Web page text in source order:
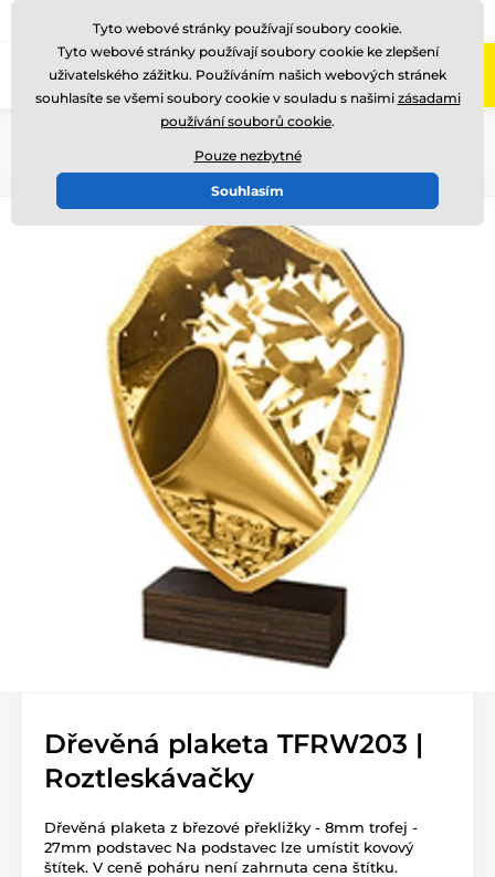
Zavolejte nám (Po-Pá 8-17)
Dřevěná plaketa TFRW203 |
Roztleskávačky
Dřevěná plaketa z březové překližky - 8mm trofej -
27mm podstavec Na podstavec lze umístit kovový
štítek. V ceně poháru není zahrnuta cena štítku.
Tyto webové stránky používají soubory cookie.
Tyto webové stránky používají soubory cookie ke zlepšení
uživatelského zážitku. Používáním našich webových stránek
souhlasíte se všemi soubory cookie v souladu s našimi zásadami
používání souborů cookie.
Pouze nezbytné
Souhlasím